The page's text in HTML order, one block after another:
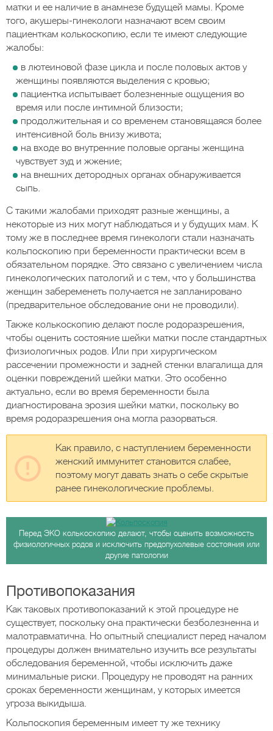
матки и ее наличие в анамнезе будущей мамы. Кроме
того, акушеры-гинекологи назначают всем своим
пациенткам колькоскопию, если те имеют следующие
жалобы:
в лютеиновой фазе цикла и после половых актов у
женщины появляются выделения с кровью;
пациентка испытывает болезненные ощущения во
время или после интимной близости;
продолжительная и со временем становящаяся более
интенсивной боль внизу живота;
на входе во внутренние половые органы женщина
чувствует зуд и жжение;
на внешних детородных органах обнаруживается
сыпь.
С такими жалобами приходят разные женщины, а
некоторые из них могут наблюдаться и у будущих мам. К
тому же в последнее время гинекологи стали назначать
кольпоскопию при беременности практически всем в
обязательном порядке. Это связано с увеличением числа
гинекологических патологий и с тем, что у большинства
женщин забеременеть получается не запланировано
(предварительное обследование они не проводили).
Также колькоскопию делают после родоразрешения,
чтобы оценить состояние шейки матки после стандартных
физиологичных родов. Или при хирургическом
рассечении промежности и задней стенки влагалища для
оценки повреждений шейки матки. Это особенно
актуально, если во время беременности была
диагностирована эрозия шейки матки, поскольку во
время родоразрешения она могла разорваться.
Как правило, с наступлением беременности
женский иммунитет становится слабее,
поэтому могут давать знать о себе скрытые
ранее гинекологические проблемы.
Перед ЭКО колькоскопию делают, чтобы оценить возможность
физиологичных родов и исключить предопухолевые состояния или
другие патологии
Противопоказания
Как таковых противопоказаний к этой процедуре не
существует, поскольку она практически безболезненна и
малотравматична. Но опытный специалист перед началом
процедуры должен внимательно изучить все результаты
обследования беременной, чтобы исключить даже
минимальные риски. Процедуру не проводят на ранних
сроках беременности женщинам, у которых имеется
угроза выкидыша.
Кольпоскопия беременным имеет ту же технику